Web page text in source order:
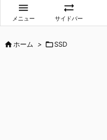

メニュー

サイドバー
ホーム > SSD